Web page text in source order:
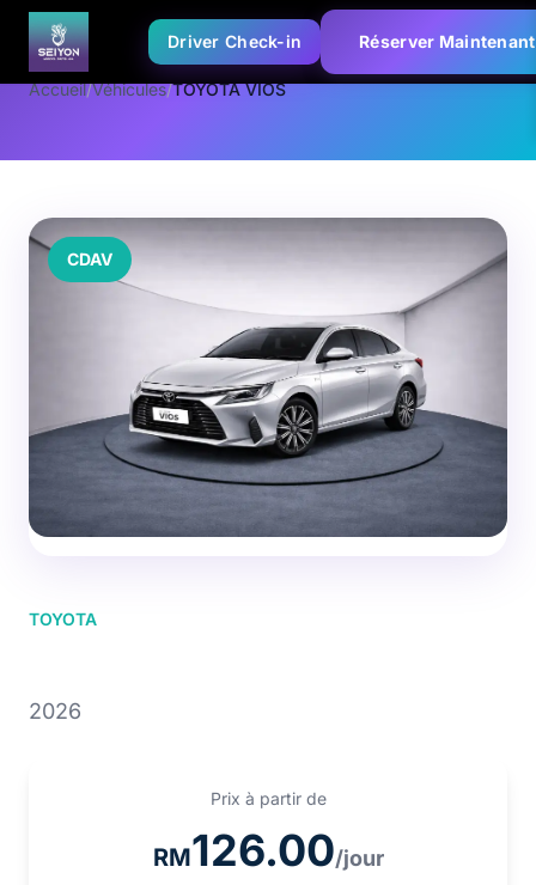
Driver Check-in Réserver Maintenant
Accueil/Véhicules/TOYOTA VIOS
CDAV
TOYOTA
2026
Prix à partir de
RM126.00/jour